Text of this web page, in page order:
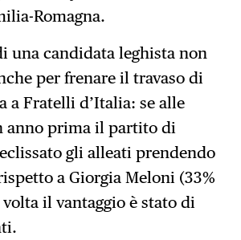
Romagna.
una candidata leghista non
per frenare il travaso di
a Fratelli d’Italia: se alle
anno prima il partito di
gli alleati prendendo
a Giorgia Meloni (33%
volta il vantaggio è stato di